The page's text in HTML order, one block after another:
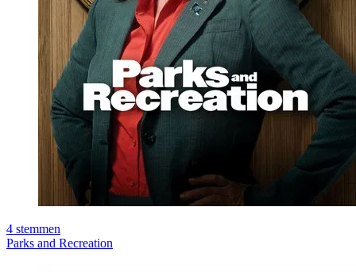
4 stemmen
Parks and Recreation